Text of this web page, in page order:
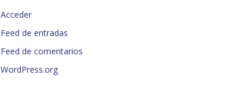
Acceder
Feed de entradas
Feed de comentarios
WordPress.org